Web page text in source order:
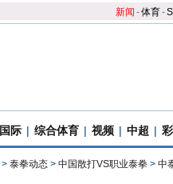
新闻 -体育-S
国际 | 综合体育 | 视频 | 中超 |
> 泰拳动态 > 中国散打VS职业泰拳 > 中